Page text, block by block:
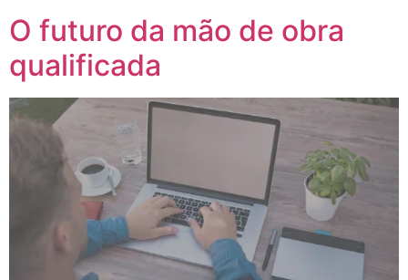
O futuro da mão de obra
qualificada